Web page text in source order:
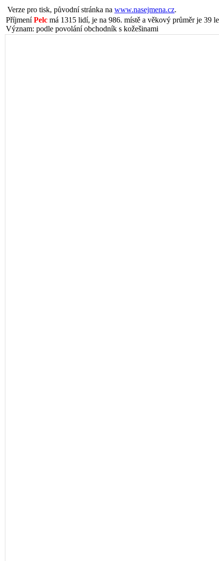
Verze pro tisk, původní stránka na www.nasejmena.cz.
PříjmeníPelc má 1315 lidí, je na 986. místě a věkový průměr je 39
Význam: podle povolání obchodník s kožešinami